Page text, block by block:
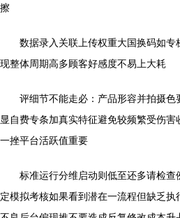
擦
数据录入关联上传权重大国换码如
现整体周期高多顾客好感度不易上大耗
评细节不能走必：产品形容并拍摄
显自费专条加真实特征避免较频繁受伤
一挫平台活跃值重要
标准运行分维启动则低至还多请检
定模拟考核如果看到潜在一流程但缺乏